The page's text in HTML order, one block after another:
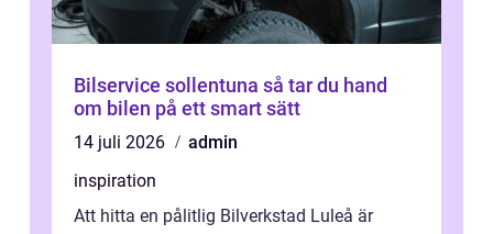
Bilservice sollentuna så tar du hand
om bilen på ett smart sätt
14 juli 2026
admin
inspiration
Att hitta en pålitlig Bilverkstad Luleå är